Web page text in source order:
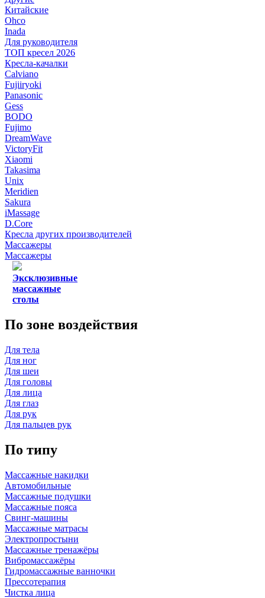
Китайские
Ohco
Inada
Для руководителя
ТОП кресел 2026
Кресла-качалки
Calviano
Fujiiryoki
Panasonic
Gess
BODO
Fujimo
DreamWave
VictoryFit
Xiaomi
Takasima
Unix
Meridien
Sakura
iMassage
D.Core
Кресла других производителей
Массажеры
Массажеры
Эксклюзивные
массажные
столы
По зоне воздействия
Для тела
Для ног
Для шеи
Для головы
Для лица
Для глаз
Для рук
Для пальцев рук
По типу
Массажные накидки
Автомобильные
Массажные подушки
Массажные пояса
Свинг-машины
Массажные матрасы
Электропростыни
Массажные тренажёры
Вибромассажёры
Гидромассажные ванночки
Прессотерапия
Чистка лица